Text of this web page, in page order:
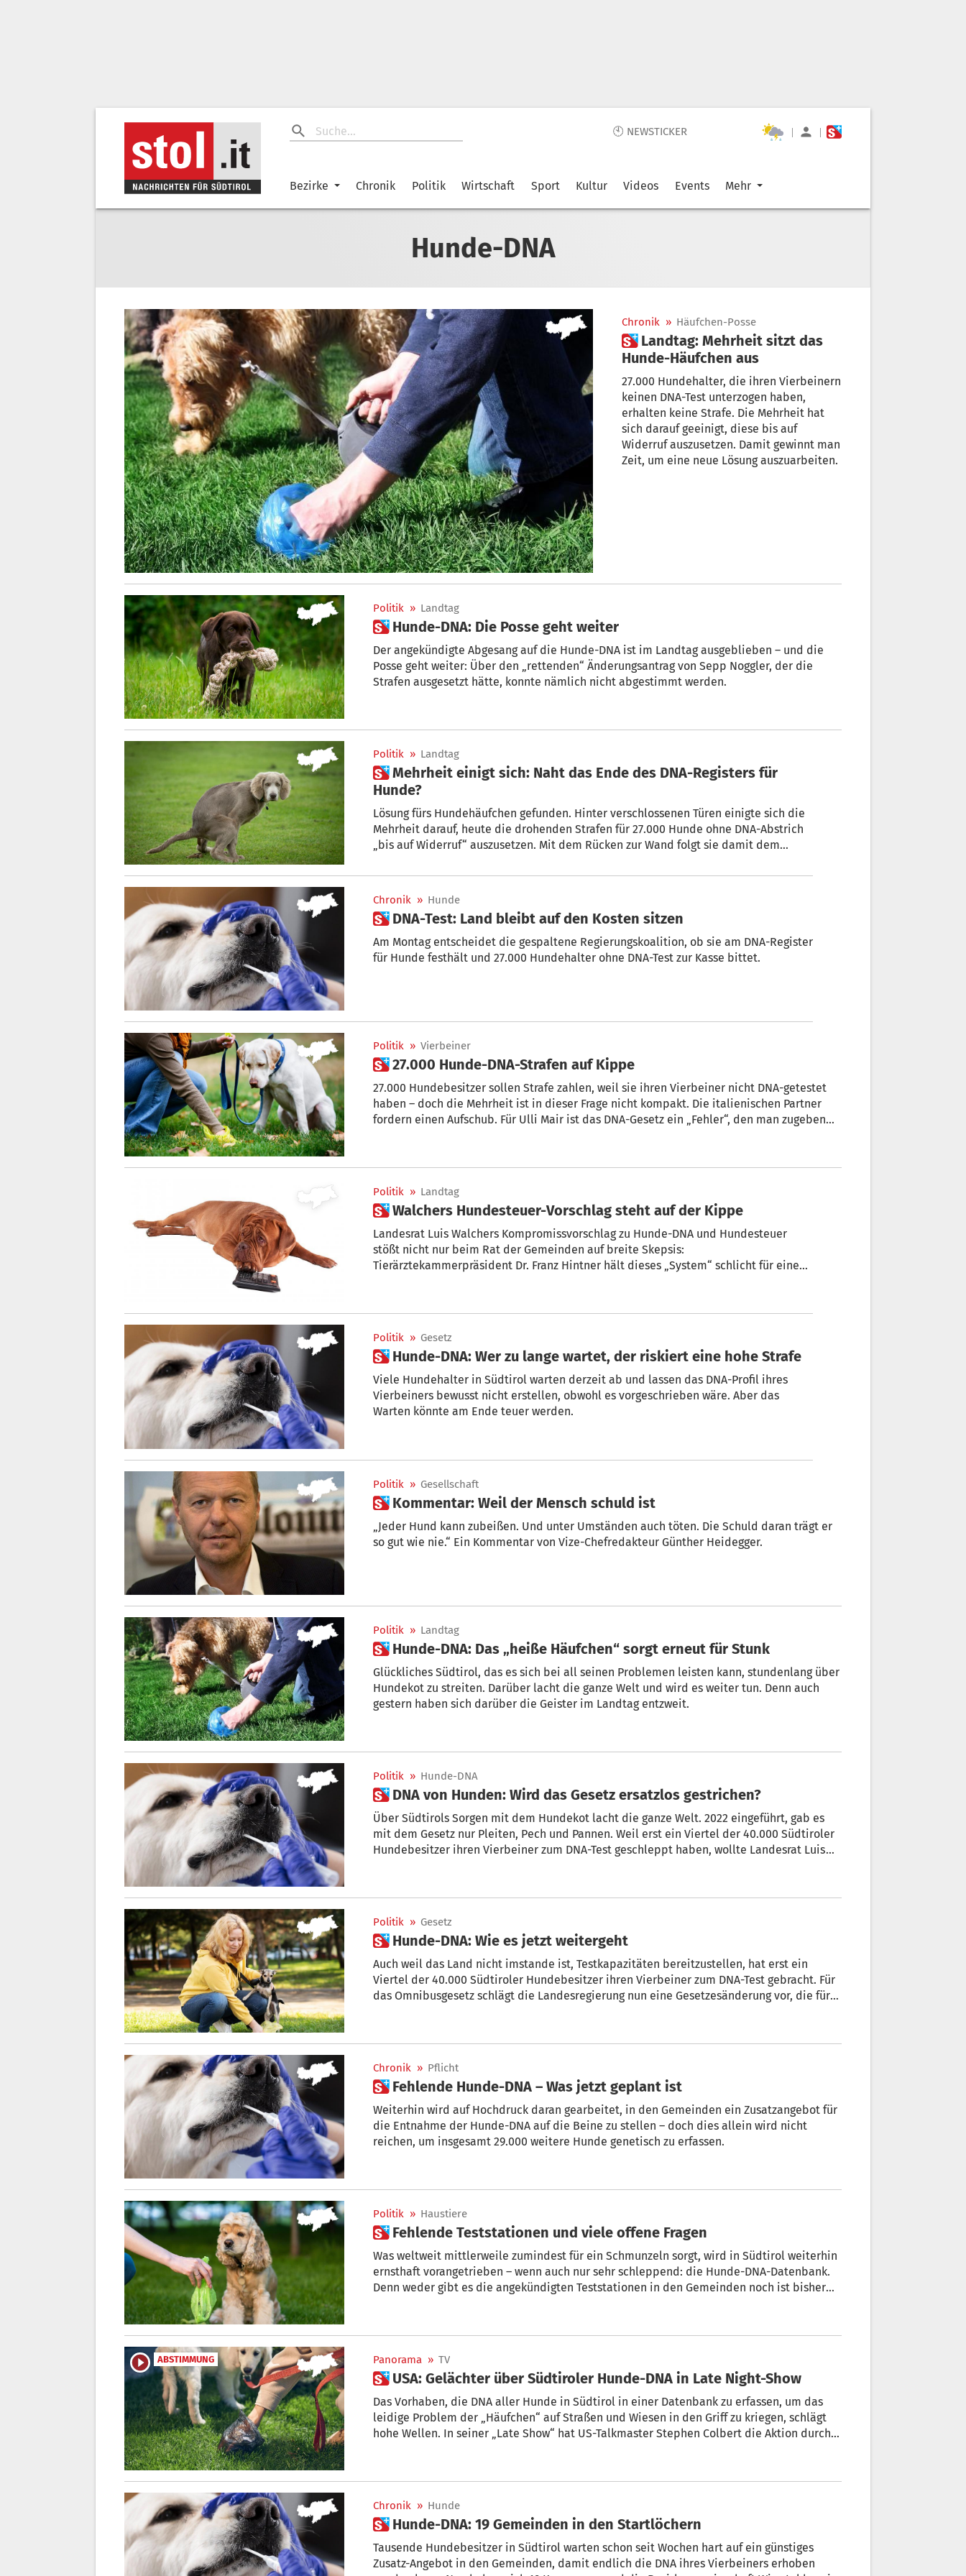
🕙 NEWSTICKER | |
Bezirke Chronik Politik Wirtschaft Sport Kultur Videos Events Mehr
Hunde-DNA
Chronik » Häufchen-Posse
 Landtag: Mehrheit sitzt das
Hunde-Häufchen aus
27.000 Hundehalter, die ihren Vierbeinern
keinen DNA-Test unterzogen haben,
erhalten keine Strafe. Die Mehrheit hat
sich darauf geeinigt, diese bis auf
Widerruf auszusetzen. Damit gewinnt man
Zeit, um eine neue Lösung auszuarbeiten.
Politik » Landtag
 Hunde-DNA: Die Posse geht weiter
Der angekündigte Abgesang auf die Hunde-DNA ist im Landtag ausgeblieben – und die
Posse geht weiter: Über den „rettenden“ Änderungsantrag von Sepp Noggler, der die
Strafen ausgesetzt hätte, konnte nämlich nicht abgestimmt werden.
Politik » Landtag
 Mehrheit einigt sich: Naht das Ende des DNA-Registers für
Hunde?
Lösung fürs Hundehäufchen gefunden. Hinter verschlossenen Türen einigte sich die
Mehrheit darauf, heute die drohenden Strafen für 27.000 Hunde ohne DNA-Abstrich
„bis auf Widerruf“ auszusetzen. Mit dem Rücken zur Wand folgt sie damit dem
endlosen Posse gesorgt. Viele sehen aber das Ende des DNA-Registers für Hunde
nahen.
Chronik » Hunde
 DNA-Test: Land bleibt auf den Kosten sitzen
Am Montag entscheidet die gespaltene Regierungskoalition, ob sie am DNA-Register
für Hunde festhält und 27.000 Hundehalter ohne DNA-Test zur Kasse bittet.
Politik » Vierbeiner
 27.000 Hunde-DNA-Strafen auf Kippe
27.000 Hundebesitzer sollen Strafe zahlen, weil sie ihren Vierbeiner nicht DNA-getestet
haben – doch die Mehrheit ist in dieser Frage nicht kompakt. Die italienischen Partner
fordern einen Aufschub. Für Ulli Mair ist das DNA-Gesetz ein „Fehler“, den man zugeben
Politik » Landtag
 Walchers Hundesteuer-Vorschlag steht auf der Kippe
Landesrat Luis Walchers Kompromissvorschlag zu Hunde-DNA und Hundesteuer
stößt nicht nur beim Rat der Gemeinden auf breite Skepsis:
Tierärztekammerpräsident Dr. Franz Hintner hält dieses „System“ schlicht für einen
Politik » Gesetz
 Hunde-DNA: Wer zu lange wartet, der riskiert eine hohe Strafe
Viele Hundehalter in Südtirol warten derzeit ab und lassen das DNA-Profil ihres
Vierbeiners bewusst nicht erstellen, obwohl es vorgeschrieben wäre. Aber das
Warten könnte am Ende teuer werden.
Politik » Gesellschaft
 Kommentar: Weil der Mensch schuld ist
„Jeder Hund kann zubeißen. Und unter Umständen auch töten. Die Schuld daran trägt er
so gut wie nie.“ Ein Kommentar von Vize-Chefredakteur Günther Heidegger.
Politik » Landtag
 Hunde-DNA: Das „heiße Häufchen“ sorgt erneut für Stunk
Glückliches Südtirol, das es sich bei all seinen Problemen leisten kann, stundenlang über
Hundekot zu streiten. Darüber lacht die ganze Welt und wird es weiter tun. Denn auch
gestern haben sich darüber die Geister im Landtag entzweit.
Politik » Hunde-DNA
 DNA von Hunden: Wird das Gesetz ersatzlos gestrichen?
Über Südtirols Sorgen mit dem Hundekot lacht die ganze Welt. 2022 eingeführt, gab es
mit dem Gesetz nur Pleiten, Pech und Pannen. Weil erst ein Viertel der 40.000 Südtiroler
Hundebesitzer ihren Vierbeiner zum DNA-Test geschleppt haben, wollte Landesrat Luis
Politik » Gesetz
 Hunde-DNA: Wie es jetzt weitergeht
Auch weil das Land nicht imstande ist, Testkapazitäten bereitzustellen, hat erst ein
Viertel der 40.000 Südtiroler Hundebesitzer ihren Vierbeiner zum DNA-Test gebracht. Für
das Omnibusgesetz schlägt die Landesregierung nun eine Gesetzesänderung vor, die für
Chronik » Pflicht
 Fehlende Hunde-DNA – Was jetzt geplant ist
Weiterhin wird auf Hochdruck daran gearbeitet, in den Gemeinden ein Zusatzangebot für
die Entnahme der Hunde-DNA auf die Beine zu stellen – doch dies allein wird nicht
reichen, um insgesamt 29.000 weitere Hunde genetisch zu erfassen.
Politik » Haustiere
 Fehlende Teststationen und viele offene Fragen
Was weltweit mittlerweile zumindest für ein Schmunzeln sorgt, wird in Südtirol weiterhin
ernsthaft vorangetrieben – wenn auch nur sehr schleppend: die Hunde-DNA-Datenbank.
Denn weder gibt es die angekündigten Teststationen in den Gemeinden noch ist bisher
ABSTIMMUNG Panorama » TV
 USA: Gelächter über Südtiroler Hunde-DNA in Late Night-Show
Das Vorhaben, die DNA aller Hunde in Südtirol in einer Datenbank zu erfassen, um das
leidige Problem der „Häufchen“ auf Straßen und Wiesen in den Griff zu kriegen, schlägt
hohe Wellen. In seiner „Late Show“ hat US-Talkmaster Stephen Colbert die Aktion durch
Chronik » Hunde
 Hunde-DNA: 19 Gemeinden in den Startlöchern
Tausende Hundebesitzer in Südtirol warten schon seit Wochen hart auf ein günstiges
Zusatz-Angebot in den Gemeinden, damit endlich die DNA ihres Vierbeiners erhoben